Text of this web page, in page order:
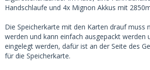
Handschlaufe und 4x Mignon Akkus mit
Die Speicherkarte mit den Karten drauf muss
werden und kann einfach ausgepackt werden
eingelegt werden, dafür ist an der Seite des
für die Speicherkarte.